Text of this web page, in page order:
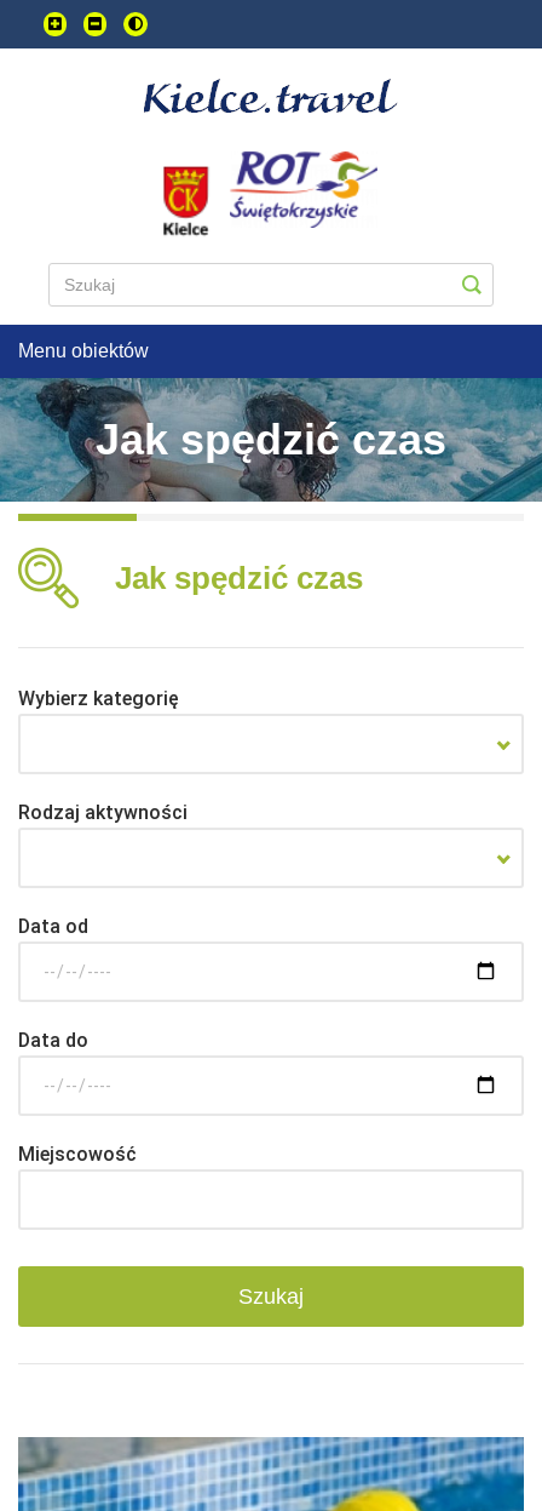
Przejdź
do
Menu obiektów
Jak spędzić czas
Jak spędzić czas
Wybierz kategorię
Rodzaj aktywności
Data od
Data do
Miejscowość